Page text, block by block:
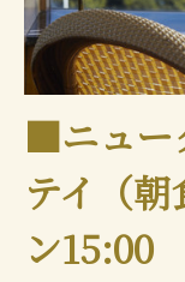
■ニュー
テイ（
ン15:00